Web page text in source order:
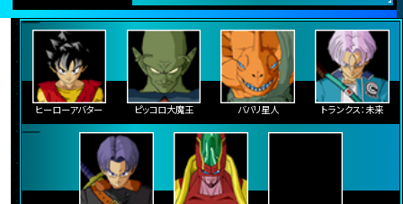
ヒーローアバター ピッコロ大魔王 ババリ星人 トランクス：未来